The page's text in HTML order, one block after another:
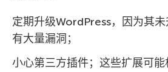
定期升级WordPress，因为其
有大量漏洞；
小心第三方插件；这些扩展可